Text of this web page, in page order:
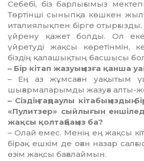
Себебі, біз барлығымыз
Төртінші сыныпқа көшкен
италиялықпен бірге
үйрену қажет болды. Ол
үйретуді жақсы көре­тінмін,
біздің қалашықтың басшысы
– Бір кітап жазуыңызға қанша
– Ең аз жұмсаған уақытым
шығармаларымды жазуға алты-
– Сіздің таңдаулы кітабыңыз­дың
«Пулит­зер» сыйлығын
жақсы қолтаңбаңыз ба?
– Олай емес. Менің ең жақсы
бірақ ешкім де оған назар
өзім жақсы бағалай­мын.